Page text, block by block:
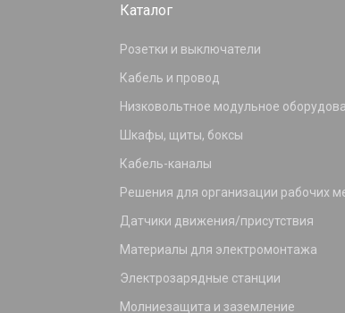
Каталог
Розетки и выключатели
Кабель и провод
Низковольтное модульное
Шкафы, щиты, боксы
Кабель-каналы
Решения для организации рабочих
Датчики движения/присутствия
Материалы для электромонтажа
Электрозарядные станции
Молниезащита и заземление